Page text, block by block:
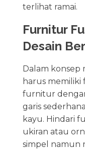
terlihat ramai.
Furnitur
Desain
Dalam konsep
harus memiliki
furnitur
garis
kayu. Hindari
ukiran atau
simpel namun